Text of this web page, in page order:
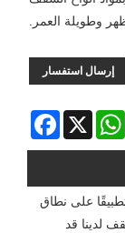
وطويلة العمر.
إرسال استفسار
Facebook X
WhatsApp
على نطاق
لدينا قد